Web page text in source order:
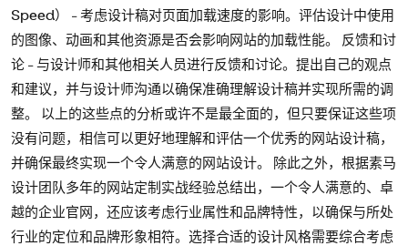
Speed） - 考虑设计稿对页面加载速度的影响。评估设计中使用
的图像、动画和其他资源是否会影响网站的加载性能。 反馈和讨
论 - 与设计师和其他相关人员进行反馈和讨论。提出自己的观点
和建议，并与设计师沟通以确保准确理解设计稿并实现所需的调
整。 以上的这些点的分析或许不是最全面的，但只要保证这些项
没有问题，相信可以更好地理解和评估一个优秀的网站设计稿，
并确保最终实现一个令人满意的网站设计。 除此之外，根据素马
设计团队多年的网站定制实战经验总结出，一个令人满意的、卓
越的企业官网，还应该考虑行业属性和品牌特性，以确保与所处
行业的定位和品牌形象相符。选择合适的设计风格需要综合考虑